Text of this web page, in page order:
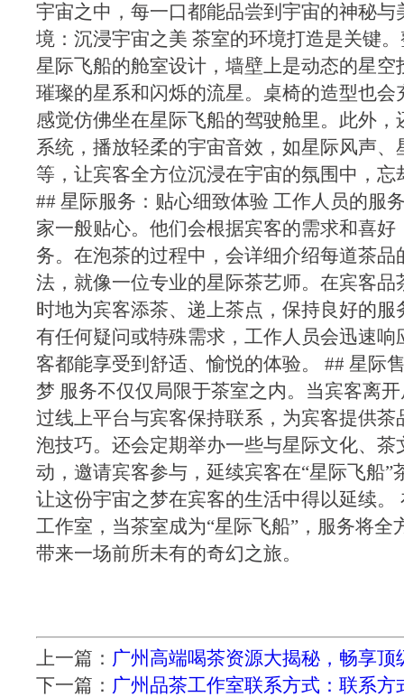
宇宙之中，每一口都能品尝到宇宙的神秘与
境：沉浸宇宙之美 茶室的环境打造是关键
星际飞船的舱室设计，墙壁上是动态的星空
璀璨的星系和闪烁的流星。桌椅的造型也会
感觉仿佛坐在星际飞船的驾驶舱里。此外，
系统，播放轻柔的宇宙音效，如星际风声、
等，让宾客全方位沉浸在宇宙的氛围中，忘
## 星际服务：贴心细致体验 工作人员的服
家一般贴心。他们会根据宾客的需求和喜好
务。在泡茶的过程中，会详细介绍每道茶品
法，就像一位专业的星际茶艺师。在宾客品
时地为宾客添茶、递上茶点，保持良好的服
有任何疑问或特殊需求，工作人员会迅速响
客都能享受到舒适、愉悦的体验。 ## 星际
梦 服务不仅仅局限于茶室之内。当宾客离
过线上平台与宾客保持联系，为宾客提供茶
泡技巧。还会定期举办一些与星际文化、茶
动，邀请宾客参与，延续宾客在“星际飞船”
让这份宇宙之梦在宾客的生活中得以延续。
工作室，当茶室成为“星际飞船”，服务将全
带来一场前所未有的奇幻之旅。
上一篇： 广州高端喝茶资源大揭秘，畅享顶
下一篇： 广州品茶工作室联系方式‌：联系方